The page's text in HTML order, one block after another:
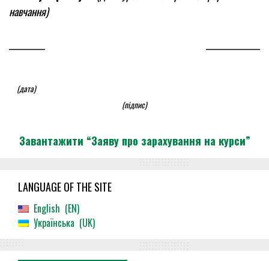
навчання)
(дата)
(підпис)
Завантажити “Заяву про зарахування на курси”
LANGUAGE OF THE SITE
English
EN
Українська
UK